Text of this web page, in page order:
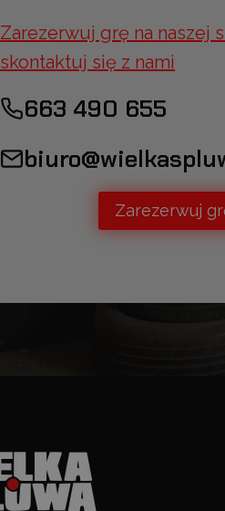
Zarezerwuj grę na naszej
skontaktuj się z nami
663 490 655
Zarezerwuj